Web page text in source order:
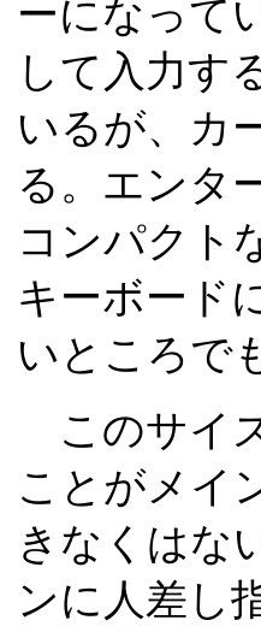
ーになって
して入力す
いるが、カ
る。エンタ
コンパクト
キーボード
いところで
このサイ
ことがメイ
きなくはな
ンに人差し